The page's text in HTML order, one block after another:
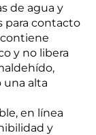
de agua y
para contacto
y no libera
una alta
en línea
y